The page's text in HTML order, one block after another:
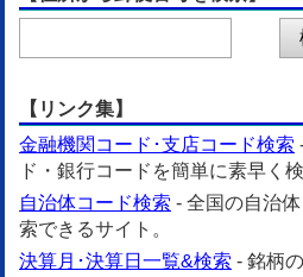
【リンク集】
金融機関コード･支店コード検索
ド・銀行コードを簡単に素早く
自治体コード検索 - 全国の自治
索できるサイト。
決算月･決算日一覧&検索 - 銘柄